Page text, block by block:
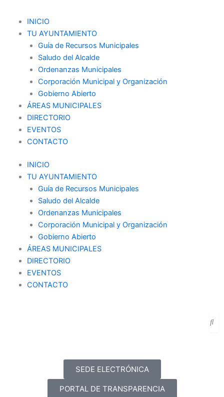
contenido
INICIO
TU AYUNTAMIENTO
Guía de Recursos Municipales
Saludo del Alcalde
Ordenanzas Municipales
Corporación Municipal y Organización
Gobierno Abierto
ÁREAS MUNICIPALES
DIRECTORIO
EVENTOS
CONTACTO
Menu
INICIO
TU AYUNTAMIENTO
Guía de Recursos Municipales
Saludo del Alcalde
Ordenanzas Municipales
Corporación Municipal y Organización
Gobierno Abierto
ÁREAS MUNICIPALES
DIRECTORIO
EVENTOS
CONTACTO
SEDE ELECTRÓNICA
PORTAL DE TRANSPARENCIA